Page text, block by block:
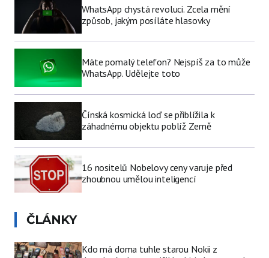
WhatsApp chystá revoluci. Zcela mění
způsob, jakým posíláte hlasovky
Máte pomalý telefon? Nejspíš za to může
WhatsApp. Udělejte toto
Čínská kosmická loď se přiblížila k
záhadnému objektu poblíž Země
16 nositelů Nobelovy ceny varuje před
zhoubnou umělou inteligencí
ČLÁNKY
Kdo má doma tuhle starou Nokii z